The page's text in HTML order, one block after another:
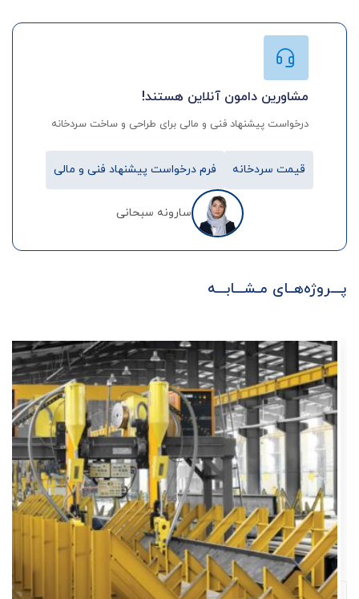
مشاورین دامون آنلاین هستند!
درخواست پیشنهاد فنی و مالی برای طراحی و ساخت سردخانه
قیمت سردخانه فرم درخواست پیشنهاد فنی و مالی
سارونه سبحانی
پـــروژه‌هــای مـشـــابـــه